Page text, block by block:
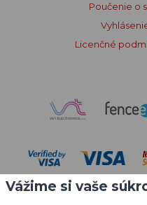
Poučenie o
Licenčné
Vážime si vaše